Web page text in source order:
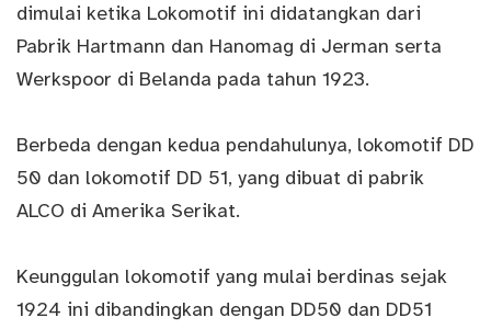
dimulai ketika Lokomotif ini didatangkan dari
Pabrik Hartmann dan Hanomag di Jerman serta
Werkspoor di Belanda pada tahun 1923.
Berbeda dengan kedua pendahulunya, lokomotif DD
50 dan lokomotif DD 51, yang dibuat di pabrik
ALCO di Amerika Serikat.
Keunggulan lokomotif yang mulai berdinas sejak
1924 ini dibandingkan dengan DD50 dan DD51